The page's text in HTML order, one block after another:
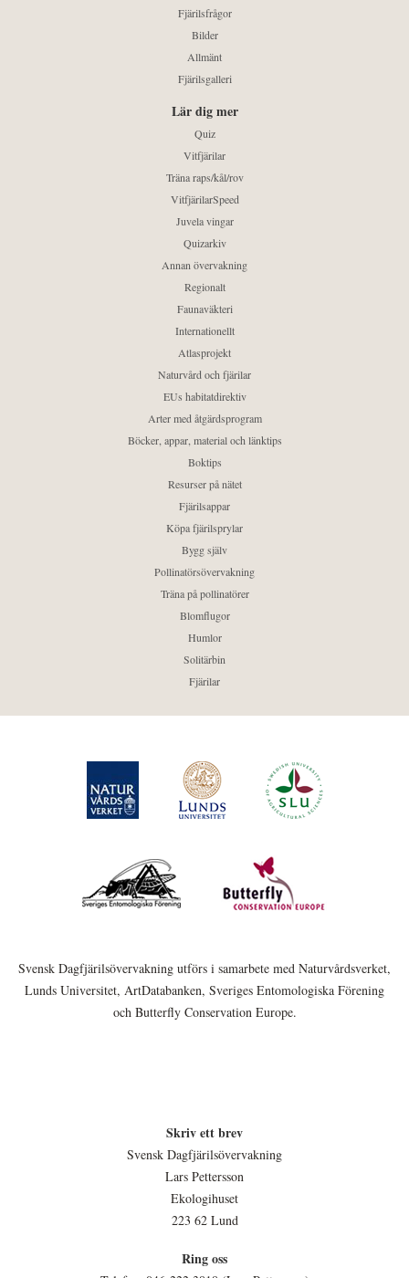
Fjärilsfrågor
Bilder
Allmänt
Fjärilsgalleri
Lär dig mer
Quiz
Vitfjärilar
Träna raps/kål/rov
VitfjärilarSpeed
Juvela vingar
Quizarkiv
Annan övervakning
Regionalt
Faunaväkteri
Internationellt
Atlasprojekt
Naturvård och fjärilar
EUs habitatdirektiv
Arter med åtgärdsprogram
Böcker, appar, material och länktips
Boktips
Resurser på nätet
Fjärilsappar
Köpa fjärilsprylar
Bygg själv
Pollinatörsövervakning
Träna på pollinatörer
Blomflugor
Humlor
Solitärbin
Fjärilar
Svensk Dagfjärilsövervakning utförs i samarbete med Naturvårdsverket,
Lunds Universitet, ArtDatabanken, Sveriges Entomologiska Förening
och Butterfly Conservation Europe.
Skriv ett brev
Svensk Dagfjärilsövervakning
Lars Pettersson
Ekologihuset
223 62 Lund
Ring oss